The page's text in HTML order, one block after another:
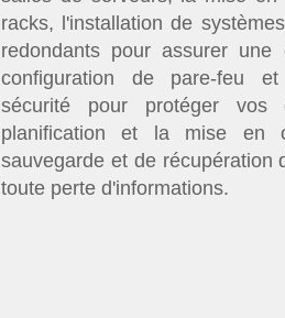
racks, l'installation de
redondants pour assurer
configuration de pare-feu
sécurité pour protéger
planification et la mise en
sauvegarde et de récupération
toute perte d'informations.